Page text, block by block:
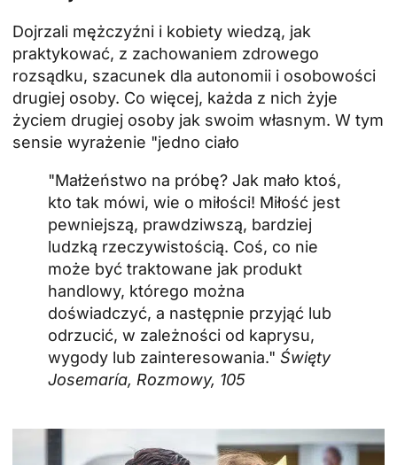
Dojrzali mężczyźni i kobiety wiedzą, jak
praktykować, z zachowaniem zdrowego
rozsądku, szacunek dla autonomii i osobowości
drugiej osoby. Co więcej, każda z nich żyje
życiem drugiej osoby jak swoim własnym. W tym
sensie wyrażenie "jedno ciało
"Małżeństwo na próbę? Jak mało ktoś,
kto tak mówi, wie o miłości! Miłość jest
pewniejszą, prawdziwszą, bardziej
ludzką rzeczywistością. Coś, co nie
może być traktowane jak produkt
handlowy, którego można
doświadczyć, a następnie przyjąć lub
odrzucić, w zależności od kaprysu,
wygody lub zainteresowania." Święty
Josemaría, Rozmowy, 105